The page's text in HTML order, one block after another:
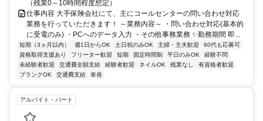
（残業0～10時間程度想定）
仕事内容 大手保険会社にて、主にコールセンターの問い合わせ対応
業務を行っていただきます！ ～業務内容～ ・問い合わせ対応(基本的
に受電のみ) ・PCへのデータ入力 ・その他事務業務 ✨勤務期間 即...
短期（3ヵ月以内） 週1日からOK 土日祝のみOK 主婦・主夫歓迎
60代も応募可
資格取得支援あり
フリーター歓迎 短期 固定時間制 平日のみOK
経験不問
未経験者歓迎
交通費全額支給 経験者歓迎 ネイルOK 残業なし
有資格者歓迎
ブランクOK
交通費支給 単発
アルバイト・パート